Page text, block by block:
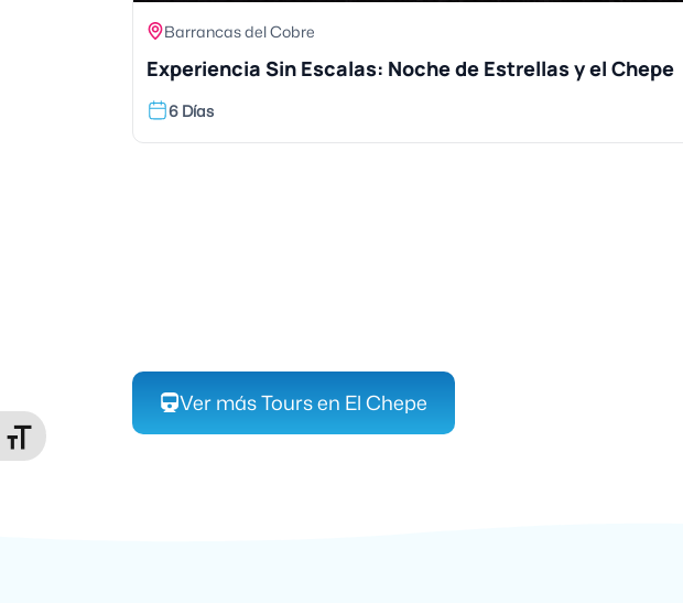
tamaño de letra
Barrancas del Cobre
Experiencia Sin Escalas: Noche de Estrellas y el Chepe
6 Días
Ver más Tours en El Chepe